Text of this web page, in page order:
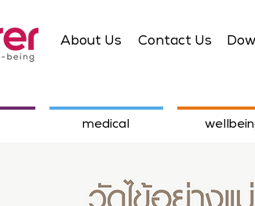
About Us Contact Us
medical